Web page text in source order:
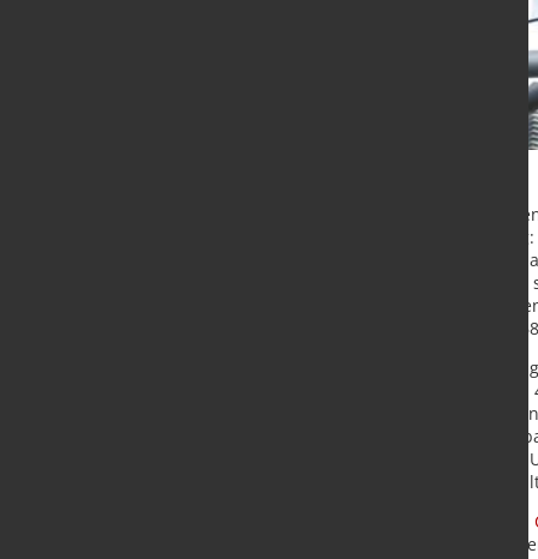
Neue Zoll- und Handelsbarrieren
erheblichen finanziellen
erwarten, dass höhere Zölle die
werden. Besonders stark
Unternehmen in Deutschland
Unternehmen liegt der Anteil bei
Eine kurzfristige Entspannung
eine Minderheit: Weltweit
Beruhigung innerhalb der
mindestens drei Jahren gehen
Noch pessimistischer sind nur die
USA lediglich 15 Prozent eine
Transaktionsberatung von EY,